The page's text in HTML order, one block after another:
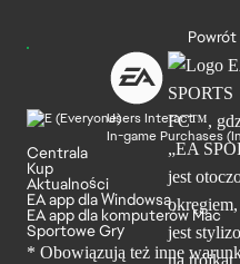
Powrót
Users Interact
In-game Purchases
Centrala
Kup
Aktualności
EA app dla Windowsa
EA app dla komputerów Mac
Sportowe Gry
* Obowiązują też inne